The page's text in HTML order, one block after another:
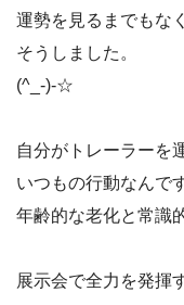
運勢を見るまでもな
そうしました。
(^_-)-☆
自分がトレーラーを
いつもの行動なんで
年齢的な老化と常識
展示会で全力を発揮